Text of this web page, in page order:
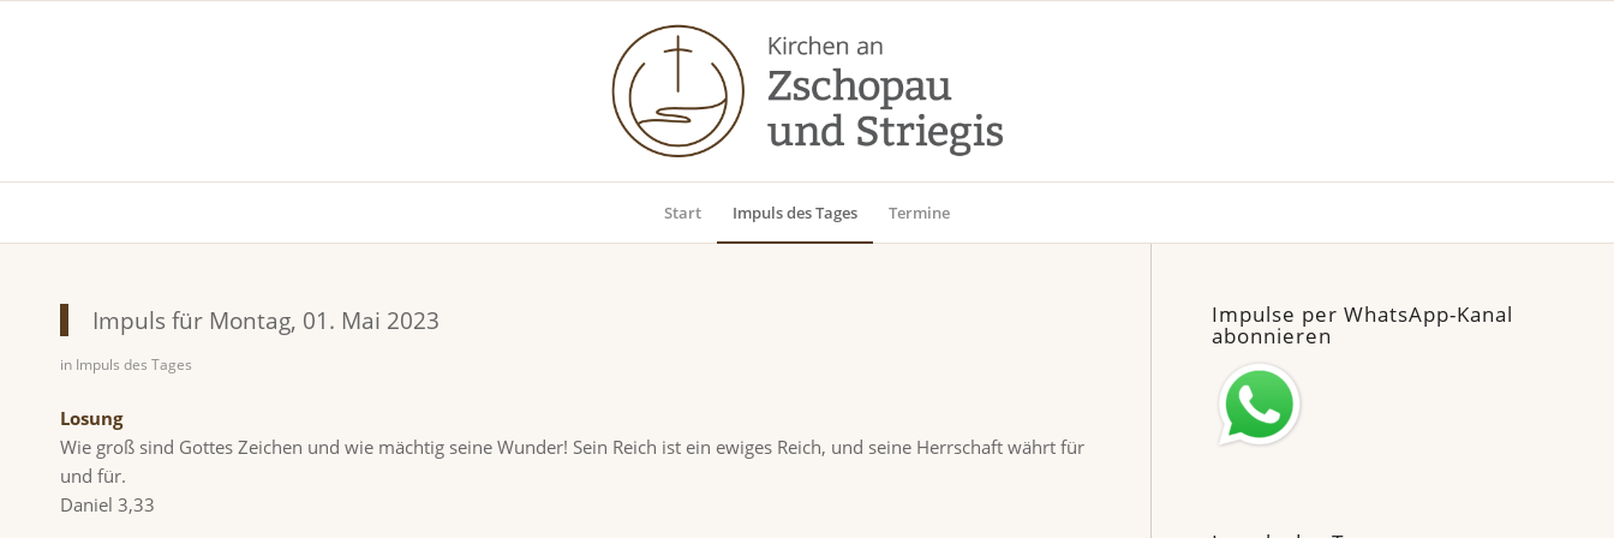
Start Impuls des Tages Termine
Impuls für Montag, 01. Mai 2023
in Impuls des Tages
Losung
Wie groß sind Gottes Zeichen und wie mächtig seine Wunder! Sein Reich ist ein ewiges Reich, und seine Herrschaft währt für
und für.
Daniel 3,33
Impulse per WhatsApp-Kanal
abonnieren